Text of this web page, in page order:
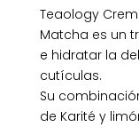
Teaology
Matcha es un
e hidratar la
cutículas.
Su
de Karité y